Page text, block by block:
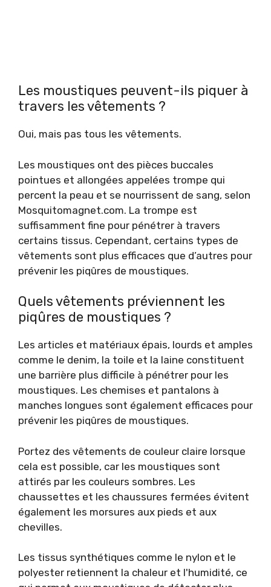
Les moustiques peuvent-ils piquer à
travers les vêtements ?
Oui, mais pas tous les vêtements.
Les moustiques ont des pièces buccales
pointues et allongées appelées trompe qui
percent la peau et se nourrissent de sang, selon
Mosquitomagnet.com. La trompe est
suffisamment fine pour pénétrer à travers
certains tissus. Cependant, certains types de
vêtements sont plus efficaces que d’autres pour
prévenir les piqûres de moustiques.
Quels vêtements préviennent les
piqûres de moustiques ?
Les articles et matériaux épais, lourds et amples
comme le denim, la toile et la laine constituent
une barrière plus difficile à pénétrer pour les
moustiques. Les chemises et pantalons à
manches longues sont également efficaces pour
prévenir les piqûres de moustiques.
Portez des vêtements de couleur claire lorsque
cela est possible, car les moustiques sont
attirés par les couleurs sombres. Les
chaussettes et les chaussures fermées évitent
également les morsures aux pieds et aux
chevilles.
Les tissus synthétiques comme le nylon et le
polyester retiennent la chaleur et l'humidité, ce